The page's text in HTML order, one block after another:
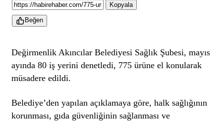
Kopyala
Beğen
Değirmenlik Akıncılar Belediyesi Sağlık Şubesi, mayıs
ayında 80 iş yerini denetledi, 775 ürüne el konularak
müsadere edildi.
Belediye’den yapılan açıklamaya göre, halk sağlığının
korunması, gıda güvenliğinin sağlanması ve